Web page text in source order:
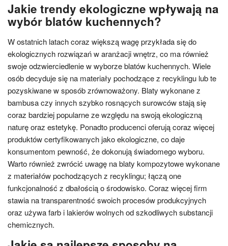
Jakie trendy ekologiczne wpływają na
wybór blatów kuchennych?
W ostatnich latach coraz większą wagę przykłada się do
ekologicznych rozwiązań w aranżacji wnętrz, co ma również
swoje odzwierciedlenie w wyborze blatów kuchennych. Wiele
osób decyduje się na materiały pochodzące z recyklingu lub te
pozyskiwane w sposób zrównoważony. Blaty wykonane z
bambusa czy innych szybko rosnących surowców stają się
coraz bardziej popularne ze względu na swoją ekologiczną
naturę oraz estetykę. Ponadto producenci oferują coraz więcej
produktów certyfikowanych jako ekologiczne, co daje
konsumentom pewność, że dokonują świadomego wyboru.
Warto również zwrócić uwagę na blaty kompozytowe wykonane
z materiałów pochodzących z recyklingu; łączą one
funkcjonalność z dbałością o środowisko. Coraz więcej firm
stawia na transparentność swoich procesów produkcyjnych
oraz używa farb i lakierów wolnych od szkodliwych substancji
chemicznych.